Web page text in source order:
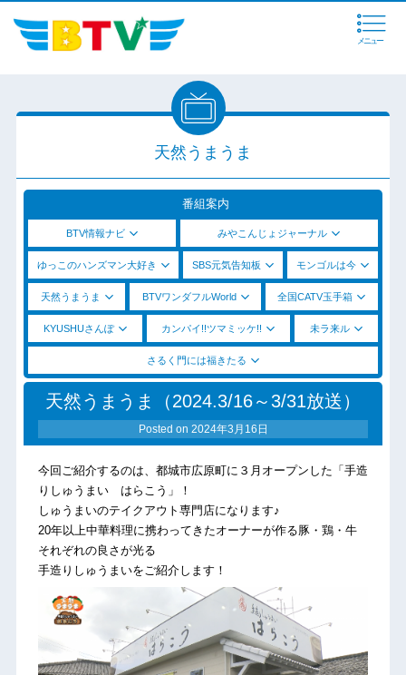
メニュー
天然うまうま
番組案内
BTV情報ナビ みやこんじょジャーナル
ゆっこのハンズマン大好き SBS元気告知板 モンゴルは今
天然うまうま BTVワンダフルWorld 全国CATV玉手箱
KYUSHUさんぽ カンパイ!!ツマミッケ!! 未ラ来ル
さるく門には福きたる
天然うまうま（2024.3/16～3/31放送）
Posted on 2024年3月16日
今回ご紹介するのは、都城市広原町に３月オープンした「手造
りしゅうまい はらこう」！
しゅうまいのテイクアウト専門店になります♪
20年以上中華料理に携わってきたオーナーが作る豚・鶏・牛
それぞれの良さが光る
手造りしゅうまいをご紹介します！